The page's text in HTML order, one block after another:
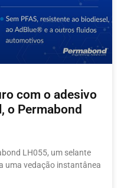
com o adesivo
o Permabond
LH055, um selante
uma vedação instantânea